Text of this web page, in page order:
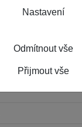
Nastavení
Odmítnout vše
Přijmout vše